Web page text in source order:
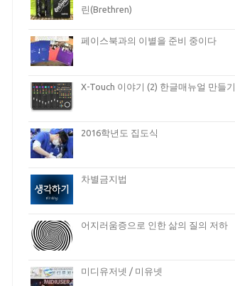
린(Brethren)
페이스북과의 이별을 준비 중이다
X-Touch 이야기 (2) 한글매뉴얼 만들기
2016학년도 집도식
차별금지법
어지러움증으로 인한 삶의 질의 저하
미디유저넷 / 미유넷